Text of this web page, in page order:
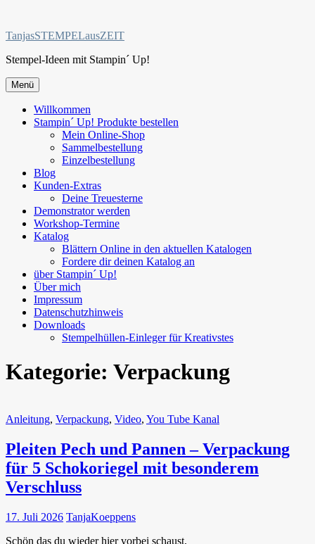
springen
TanjasSTEMPELausZEIT
Stempel-Ideen mit Stampin´ Up!
Menü
Willkommen
Stampin´ Up! Produkte bestellen
Mein Online-Shop
Sammelbestellung
Einzelbestellung
Blog
Kunden-Extras
Deine Treuesterne
Demonstrator werden
Workshop-Termine
Katalog
Blättern Online in den aktuellen Katalogen
Fordere dir deinen Katalog an
über Stampin´ Up!
Über mich
Impressum
Datenschutzhinweis
Downloads
Stempelhüllen-Einleger für Kreativstes
Kategorie: Verpackung
Anleitung, Verpackung, Video, You Tube Kanal
Pleiten Pech und Pannen – Verpackung
für 5 Schokoriegel mit besonderem
Verschluss
17. Juli 2026 TanjaKoeppens
Schön das du wieder hier vorbei schaust.